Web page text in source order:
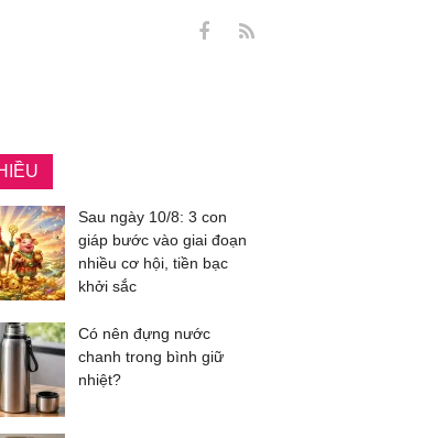
Sau ngày 10/8: 3 con
giáp bước vào giai đoạn
nhiều cơ hội, tiền bạc
khởi sắc
Có nên đựng nước
chanh trong bình giữ
nhiệt?